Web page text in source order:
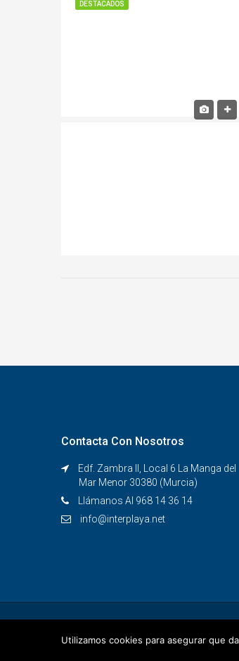
DESTACADOS
Contacta Con Nosotros
Edf. Zambra II, Local 6 La Manga del
Mar Menor 30380 (Murcia)
Llámanos Al 968 14 36 14
info@interplaya.net
Utilizamos cookies para asegurar que